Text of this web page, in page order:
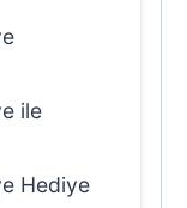
ile
Hediye